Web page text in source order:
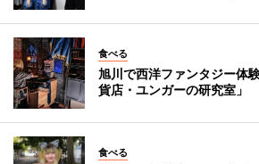
食べる
旭川で西洋ファンタジー体
貨店・ユンガーの研究室」
食べる